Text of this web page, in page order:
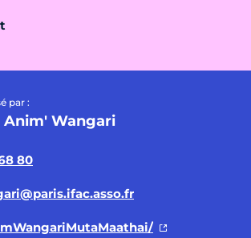
par :
Anim' Wangari
80